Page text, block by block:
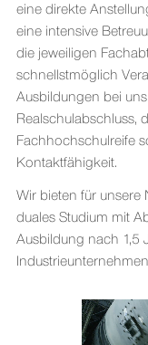
eine direkte
eine intensive
die jeweiligen
schnellstmöglich
Ausbildungen bei
Realschulabschluss,
Fachhochschulreife
Kontaktfähigkeit.
Wir bieten für unsere
duales Studium mit
Ausbildung nach 1,5